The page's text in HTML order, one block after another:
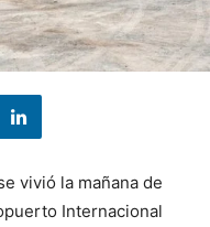
vivió la mañana de
Internacional